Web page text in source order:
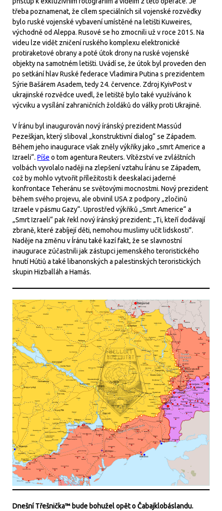
třeba poznamenat, že cílem speciálních sil vojenské rozvědky
bylo ruské vojenské vybavení umístěné na letišti Kuweires,
východně od Aleppa. Rusové se ho zmocnili už v roce 2015. Na
videu lze vidět zničení ruského komplexu elektronické
protiraketové obrany a poté útok drony na ruské vojenské
objekty na samotném letišti. Uvádí se, že útok byl proveden den
po setkání hlav Ruské federace Vladimira Putina s prezidentem
Sýrie Bašárem Asadem, tedy 24. července. Zdroj KyivPost v
ukrajinské rozvědce uvedl, že letiště bylo také využíváno k
výcviku a vysílání zahraničních žoldáků do války proti Ukrajině.
V Íránu byl inaugurován nový íránský prezident Massúd
Pezeškjan, který sliboval „konstruktivní dialog“ se Západem.
Během jeho inaugurace však zněly výkřiky jako „smrt Americe a
Izraeli“. Píše o tom agentura Reuters. Vítězství ve zvláštních
volbách vyvolalo naději na zlepšení vztahu Íránu se Západem,
což by mohlo vytvořit příležitosti k deeskalaci jaderné
konfrontace Teheránu se světovými mocnostmi. Nový prezident
během svého projevu, ale obvinil USA z podpory „zločinů
Izraele v pásmu Gazy“. Uprostřed výkřiků „Smrt Americe“ a
„Smrt Izraeli“ pak řekl nový íránský prezident: „Ti, kteří dodávají
zbraně, které zabíjejí děti, nemohou muslimy učit lidskosti”.
Naděje na změnu v Íránu také kazí fakt, že se slavnostní
inaugurace zúčastnili jak zástupci jemenského teroristického
hnutí Hútiů a také libanonských a palestinských teroristických
skupin Hizballáh a Hamás.
Dnešní Třešnička™ bude bohužel opět o Čabajklobáslandu.